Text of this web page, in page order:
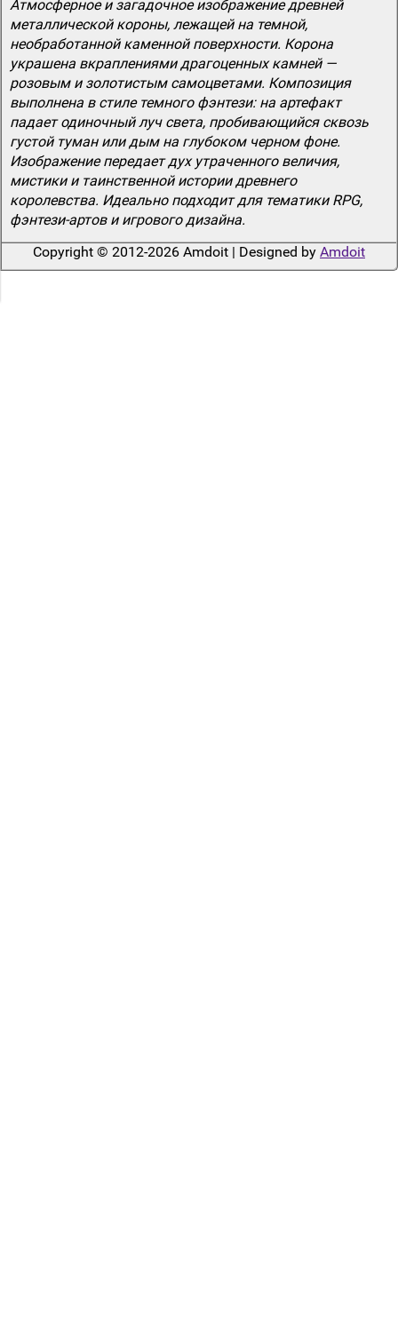
Атмосферное и загадочное изображение древней
металлической короны, лежащей на темной,
необработанной каменной поверхности. Корона
украшена вкраплениями драгоценных камней —
розовым и золотистым самоцветами. Композиция
выполнена в стиле темного фэнтези: на артефакт
падает одиночный луч света, пробивающийся сквозь
густой туман или дым на глубоком черном фоне.
Изображение передает дух утраченного величия,
мистики и таинственной истории древнего
королевства. Идеально подходит для тематики RPG,
фэнтези-артов и игрового дизайна.
Copyright © 2012-2026 Amdoit | Designed by Amdoit